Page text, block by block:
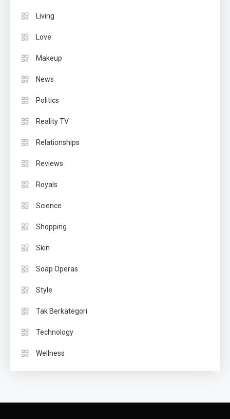
Living
Love
Makeup
News
Politics
Reality TV
Relationships
Reviews
Royals
Science
Shopping
Skin
Soap Operas
Style
Tak Berkategori
Technology
Wellness